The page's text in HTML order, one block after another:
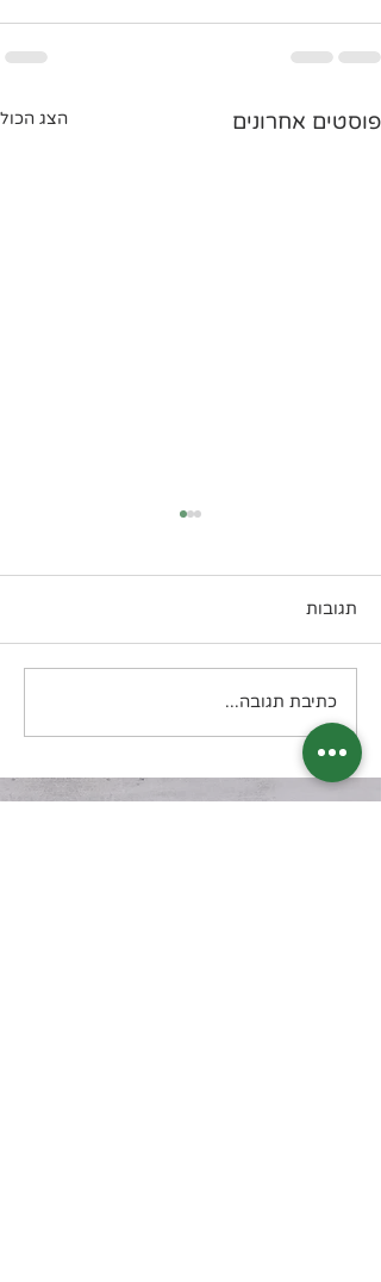
פוסטים אחרונים הצג הכול
עוגת קוקוס
תגובות
כתיבת תגובה...